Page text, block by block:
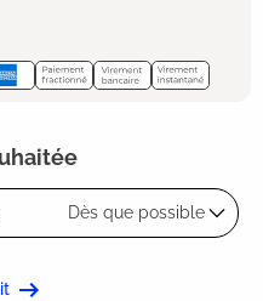
Dès que possible